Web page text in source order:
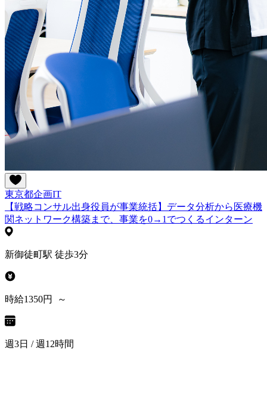
東京都企画IT
【戦略コンサル出身役員が事業統括】データ分析から医療機
関ネットワーク構築まで、事業を0→1でつくるインターン
新御徒町駅 徒歩3分
時給1350円 ～
週3日 / 週12時間